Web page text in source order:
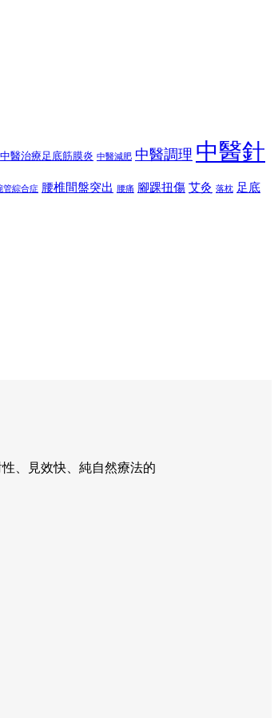
中醫治療足底筋膜炎 中醫減肥 中醫調理 中醫針
管綜合症 腰椎間盤突出 腰痛 腳踝扭傷 艾灸 落枕 足底
、見效快、純自然療法的